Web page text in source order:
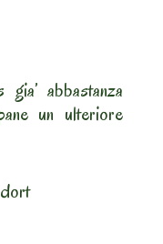
abbastanza
un ulteriore